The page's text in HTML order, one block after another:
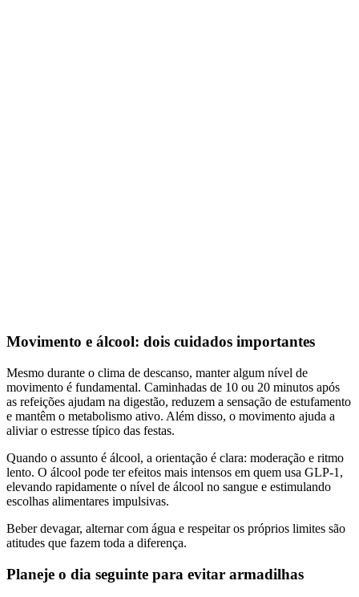
Movimento e álcool: dois cuidados importantes
Mesmo durante o clima de descanso, manter algum nível de
movimento é fundamental. Caminhadas de 10 ou 20 minutos após
as refeições ajudam na digestão, reduzem a sensação de estufamento
e mantêm o metabolismo ativo. Além disso, o movimento ajuda a
aliviar o estresse típico das festas.
Quando o assunto é álcool, a orientação é clara: moderação e ritmo
lento. O álcool pode ter efeitos mais intensos em quem usa GLP-1,
elevando rapidamente o nível de álcool no sangue e estimulando
escolhas alimentares impulsivas.
Beber devagar, alternar com água e respeitar os próprios limites são
atitudes que fazem toda a diferença.
Planeje o dia seguinte para evitar armadilhas